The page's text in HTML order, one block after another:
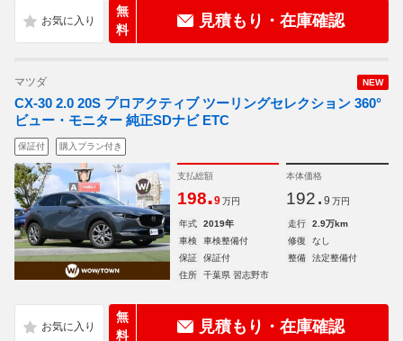
無
料
見積もり・在庫確認
NEW
マツダ
CX-30 2.0 20S プロアクティブ ツーリングセレクション 360°
ビュー・モニター 純正SDナビ ETC
保証付 購入プラン付き
支払総額
198.9 万円
本体価格
192. 9 万円
年式 2019年 走行
2.9万km
車検
車検整備付 修復
なし
保証
保証付 整備
法定整備付
住所
千葉県 習志野市
無
料
見積もり・在庫確認